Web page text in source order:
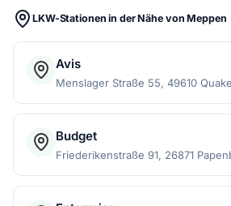
LKW-Stationen in der Nähe von Meppen
Avis
Menslager Straße 55, 49610
Budget
Friederikenstraße 91, 26871